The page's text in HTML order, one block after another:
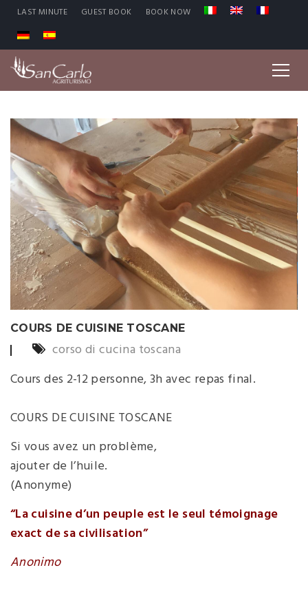
LAST MINUTE GUEST BOOK BOOK NOW
COURS DE CUISINE TOSCANE
corso di cucina toscana
Cours des 2-12 personne, 3h avec repas final.
COURS DE CUISINE TOSCANE
Si vous avez un problème,
ajouter de l’huile.
(Anonyme)
“La cuisine d’un peuple est le seul témoignage
exact de sa civilisation”
Anonimo